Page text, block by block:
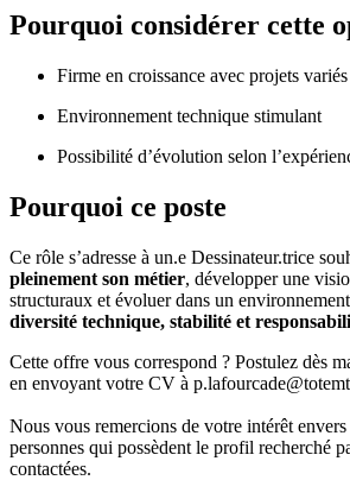
Pourquoi considérer cette
Firme en croissance avec projets variés
Environnement technique stimulant
Possibilité d’évolution selon
Pourquoi ce poste
Ce rôle s’adresse à un.e Dessinateur.trice
pleinement son métier, développer une
structuraux et évoluer dans un
diversité technique, stabilité et
Cette offre vous correspond ? Postulez dès
en envoyant votre CV à
Nous vous remercions de votre intérêt envers
personnes qui possèdent le profil recherché
contactées.